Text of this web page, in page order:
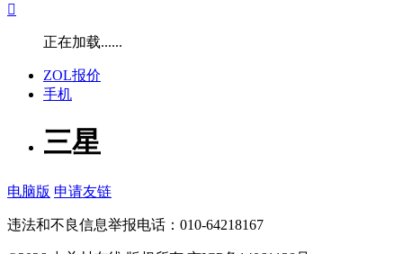

正在加载......
ZOL报价
手机
三星
电脑版 申请友链
违法和不良信息举报电话：010-64218167